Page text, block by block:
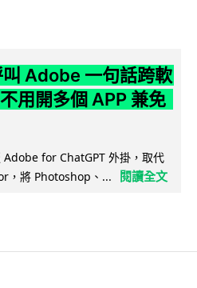
Adobe 一句話跨軟
用開多個 APP 兼免
for ChatGPT 外掛，取代
，將 Photoshop、...
閱讀全文